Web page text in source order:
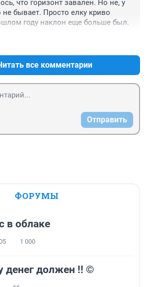
что горизонт завален. Но не, у
бывает. Просто елку криво
году наклон еще больше был.
все комментарии
Отправить
ФОРУМЫ
в облаке
1 000
денег должен !! ©